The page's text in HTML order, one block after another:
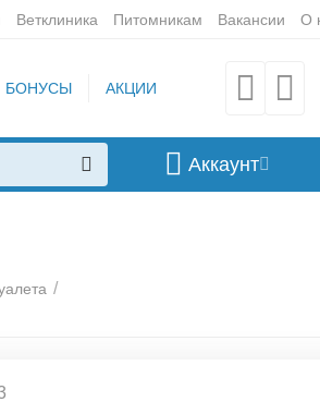
Ветклиника Питомникам Вакансии О
БОНУСЫ АКЦИИ
Аккаунт
/